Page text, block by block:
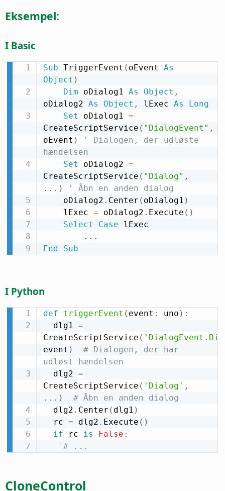
Eksempel:
I Basic
Sub TriggerEvent ( oEvent As
Object )
Dim oDialog1 As Object ,
oDialog2 As Object , lExec As
Long
Set oDialog1 =
CreateScriptService ( "DialogEvent" ,
oEvent )
' Dialogen, der udløste
hændelsen
Set oDialog2 =
CreateScriptService ( "Dialog" ,
. . . )
' Åbn en anden dialog
    oDialog2
. Center ( oDialog1 )
    lExec
= oDialog2 . Execute ( )
Select
Case lExec
. . .
End
Sub
I Python
def triggerEvent ( event : uno ) :
  dlg1
=
CreateScriptService (
event )
# Dialogen, der har
udløst hændelsen
  dlg2
=
CreateScriptService ( 'Dialog' ,
. . . )
# Åbn en anden dialog
  dlg2
. Center ( dlg1 )
  rc
= dlg2 . Execute ( )
if rc is False :
# ...
CloneControl